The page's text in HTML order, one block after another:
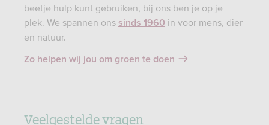
beetje hulp kunt gebruiken, bij ons ben je op je
plek. We spannen ons sinds 1960 in voor mens, dier
en natuur.
Zo helpen wij jou om groen te doen
Veelgestelde vragen